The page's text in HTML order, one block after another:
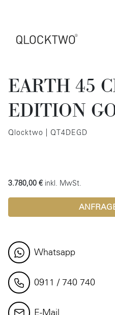
EARTH 45
EDITION
Qlocktwo | QT4DEGD
3.780,00 € inkl. MwSt.
Whatsapp
0911 / 740 740
E-Mail